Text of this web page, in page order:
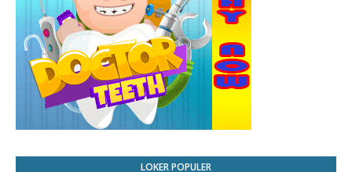
LOKER POPULER